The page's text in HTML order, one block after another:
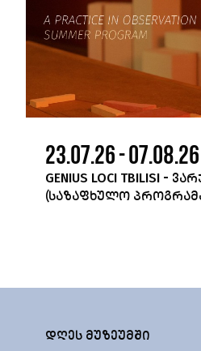
23.07.26 - 07.08.26
GENIUS LOCI TBILISI -
(ᲡᲐᲖᲐᲤᲮᲣᲚᲝ
ᲓᲦᲔᲡ ᲛᲣᲖᲔᲣᲛᲨᲘ